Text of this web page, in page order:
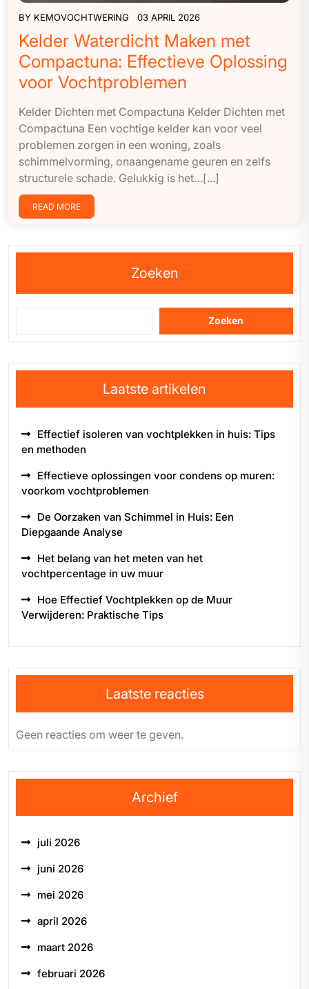
BY KEMOVOCHTWERING 03 APRIL 2026
Kelder Waterdicht Maken met
Compactuna: Effectieve Oplossing
voor Vochtproblemen
Kelder Dichten met Compactuna Kelder Dichten met
Compactuna Een vochtige kelder kan voor veel
problemen zorgen in een woning, zoals
schimmelvorming, onaangename geuren en zelfs
structurele schade. Gelukkig is het…[...]
READ MORE
Zoeken
Zoeken
Laatste artikelen
Effectief isoleren van vochtplekken in huis: Tips
en methoden
Effectieve oplossingen voor condens op muren:
voorkom vochtproblemen
De Oorzaken van Schimmel in Huis: Een
Diepgaande Analyse
Het belang van het meten van het
vochtpercentage in uw muur
Hoe Effectief Vochtplekken op de Muur
Verwijderen: Praktische Tips
Laatste reacties
Geen reacties om weer te geven.
Archief
juli 2026
juni 2026
mei 2026
april 2026
maart 2026
februari 2026